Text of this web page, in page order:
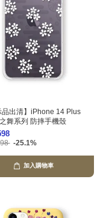
品出清】iPhone 14 Plus
舞系列 防摔手機殼
-25.1%
加入購物車